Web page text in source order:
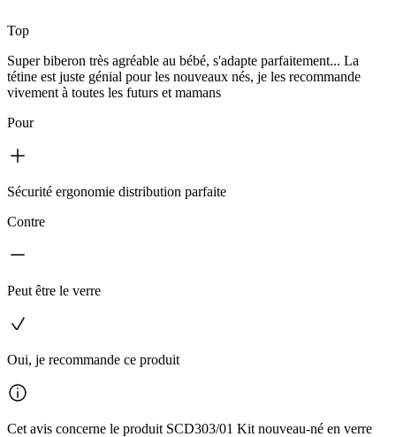
Top
Super biberon très agréable au bébé, s'adapte parfaitement... La
tétine est juste génial pour les nouveaux nés, je les recommande
vivement à toutes les futurs et mamans
Pour
Sécurité ergonomie distribution parfaite
Contre
Peut être le verre
Oui, je recommande ce produit
Cet avis concerne le produit SCD303/01 Kit nouveau-né en verre